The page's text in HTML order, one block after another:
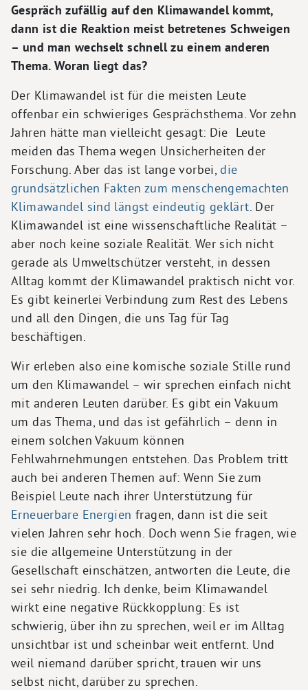
Gespräch zufällig auf den Klimawandel kommt,
dann ist die Reaktion meist betretenes Schweigen
– und man wechselt schnell zu einem anderen
Thema. Woran liegt das?
Der Klimawandel ist für die meisten Leute
offenbar ein schwieriges Gesprächsthema. Vor zehn
Jahren hätte man vielleicht gesagt: Die Leute
meiden das Thema wegen Unsicherheiten der
Forschung. Aber das ist lange vorbei, die
grundsätzlichen Fakten zum menschengemachten
Klimawandel sind längst eindeutig geklärt. Der
Klimawandel ist eine wissenschaftliche Realität –
aber noch keine soziale Realität. Wer sich nicht
gerade als Umweltschützer versteht, in dessen
Alltag kommt der Klimawandel praktisch nicht vor.
Es gibt keinerlei Verbindung zum Rest des Lebens
und all den Dingen, die uns Tag für Tag
beschäftigen.
Wir erleben also eine komische soziale Stille rund
um den Klimawandel – wir sprechen einfach nicht
mit anderen Leuten darüber. Es gibt ein Vakuum
um das Thema, und das ist gefährlich – denn in
einem solchen Vakuum können
Fehlwahrnehmungen entstehen. Das Problem tritt
auch bei anderen Themen auf: Wenn Sie zum
Beispiel Leute nach ihrer Unterstützung für
Erneuerbare Energien fragen, dann ist die seit
vielen Jahren sehr hoch. Doch wenn Sie fragen, wie
sie die allgemeine Unterstützung in der
Gesellschaft einschätzen, antworten die Leute, die
sei sehr niedrig. Ich denke, beim Klimawandel
wirkt eine negative Rückkopplung: Es ist
schwierig, über ihn zu sprechen, weil er im Alltag
unsichtbar ist und scheinbar weit entfernt. Und
weil niemand darüber spricht, trauen wir uns
selbst nicht, darüber zu sprechen.